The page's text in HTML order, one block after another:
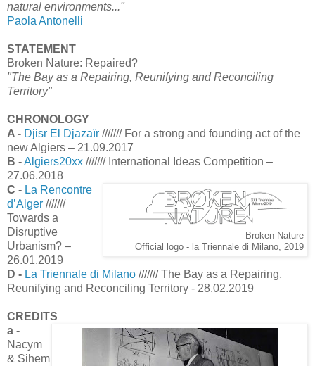
natural environments..."
Paola Antonelli
STATEMENT
Broken Nature: Repaired?
"The Bay as a Repairing, Reunifying and Reconciling
Territory"
CHRONOLOGY
A - Djisr El Djazaïr /////// For a strong and founding act of the
new Algiers – 21.09.2017
B -Algiers20xx /////// International Ideas Competition –
27.06.2018
Broken Nature
Official logo - la Triennale di Milano, 2019
C - La Rencontre
d’Alger ///////
Towards a
Disruptive
Urbanism? –
26.01.2019
D - La Triennale di Milano /////// The Bay as a Repairing,
Reunifying and Reconciling Territory - 28.02.2019
CREDITS
a -
Nacym
& Sihem